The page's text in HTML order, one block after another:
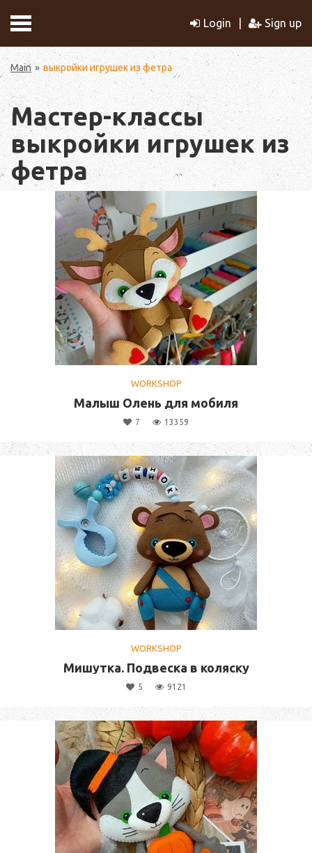
Login Sign up
Main выкройки игрушек из фетра
Мастер-классы
выкройки игрушек из
фетра
WORKSHOP
Малыш Олень для мобиля
7 13359
WORKSHOP
Мишутка. Подвеска в коляску
5 9121